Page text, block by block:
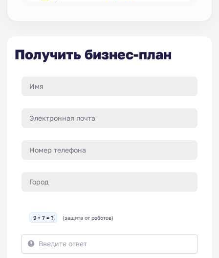
Получить бизнес-план
9 + 7 = ? (защита от роботов)